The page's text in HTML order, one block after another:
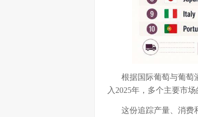
根据国际葡萄与葡萄
入2025年，多个主要市
这份追踪产量、消费